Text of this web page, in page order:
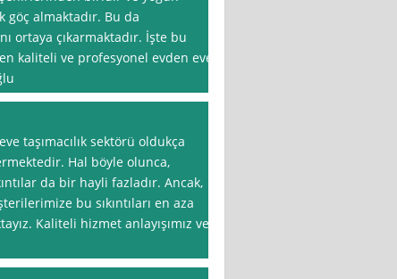
almaktadır. Bu da
ortaya çıkarmaktadır. İşte bu
kaliteli ve profesyonel evden eve
taşımacılık sektörü oldukça
Hal böyle olunca,
da bir hayli fazladır. Ancak,
bu sıkıntıları en aza
Kaliteli hizmet anlayışımız ve